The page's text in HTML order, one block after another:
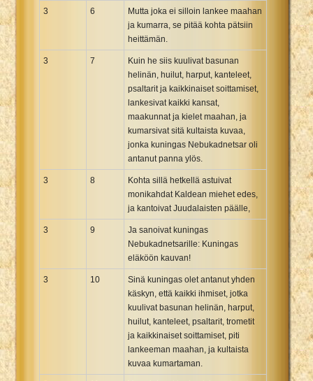
3 6
Mutta joka ei silloin lankee maahan
ja kumarra, se pitää kohta pätsiin
heittämän.
3 7
Kuin he siis kuulivat basunan
helinän, huilut, harput, kanteleet,
psaltarit ja kaikkinaiset soittamiset,
lankesivat kaikki kansat,
maakunnat ja kielet maahan, ja
kumarsivat sitä kultaista kuvaa,
jonka kuningas Nebukadnetsar oli
antanut panna ylös.
3 8
Kohta sillä hetkellä astuivat
monikahdat Kaldean miehet edes,
ja kantoivat Juudalaisten päälle,
3 9
Ja sanoivat kuningas
Nebukadnetsarille: Kuningas
eläköön kauvan!
3 10
Sinä kuningas olet antanut yhden
käskyn, että kaikki ihmiset, jotka
kuulivat basunan helinän, harput,
huilut, kanteleet, psaltarit, trometit
ja kaikkinaiset soittamiset, piti
lankeeman maahan, ja kultaista
kuvaa kumartaman.